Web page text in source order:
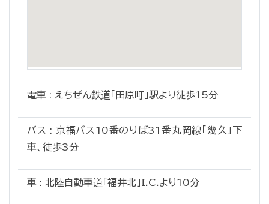
電車 : えちぜん鉄道「田原町」駅より徒歩15分
バス : 京福バス10番のりば31番丸岡線「幾久」下
車、徒歩3分
車 : 北陸自動車道「福井北」I.C.より10分